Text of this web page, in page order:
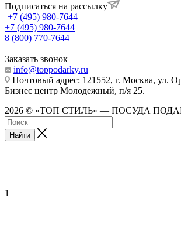
Подписаться на рассылку
+7 (495) 980-7644
+7 (495) 980-7644
8 (800) 770-7644
Заказать звонок
info@toppodarky.ru
Почтовый адрес: 121552, г. Москва, ул.
Бизнес центр Молодежный, п/я 25.
2026 © «ТОП СТИЛЬ» — ПОСУДА
Найти
1